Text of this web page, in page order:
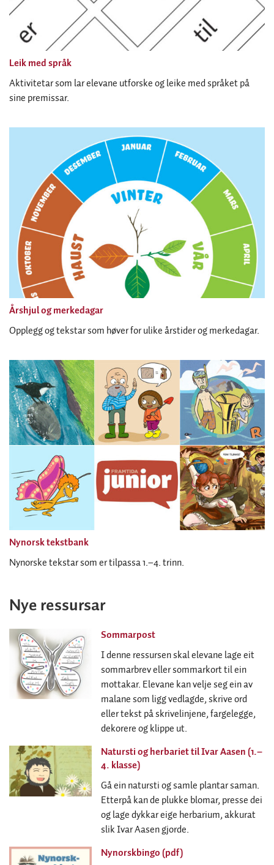
Leik med språk
Aktivitetar som lar elevane utforske og leike med språket på
sine premissar.
Årshjul og merkedagar
Opplegg og tekstar som høver for ulike årstider og merkedagar.
Nynorsk tekstbank
Nynorske tekstar som er tilpassa 1.–4. trinn.
Nye ressursar
Sommarpost
I denne ressursen skal elevane lage eit
sommarbrev eller sommarkort til ein
mottakar. Elevane kan velje seg ein av
malane som ligg vedlagde, skrive ord
eller tekst på skrivelinjene, fargelegge,
dekorere og klippe ut.
​​Natursti og herbariet til Ivar Aasen (1.–
4. klasse)
Gå ein natursti og samle plantar saman.
Etterpå kan de plukke blomar, presse dei
og lage dykkar eige herbarium, akkurat
slik Ivar Aasen gjorde.
Nynorskbingo (pdf)